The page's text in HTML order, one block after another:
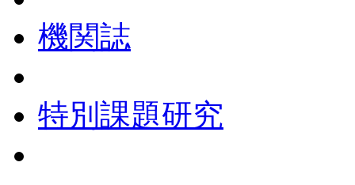
機関誌
特別課題研究